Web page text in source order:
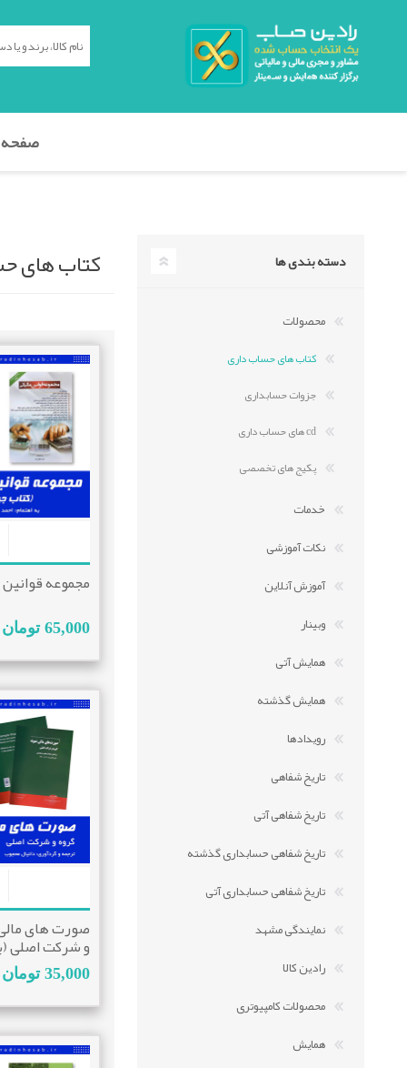
کتاب های
مجموعه قوانین
65,000 تومان
صورت های
و شرکت اصلی
استانداردهای
لازم الاجرا از 1400/01/01)
35,000 تومان
دسته بندی ها
محصولات
کتاب های حساب داری
جزوات حسابداری
cd های حساب داری
پکیج های تخصصی
خدمات
نکات آموزشی
آموزش آنلاین
وبینار
همایش آتی
همایش گذشته
رویدادها
تاریخ شفاهی
تاریخ شفاهی آتی
تاریخ شفاهی حسابداری گذشته
تاریخ شفاهی حسابداری آتی
نمایندگی مشهد
رادین کالا
محصولات کامپیوتری
همایش